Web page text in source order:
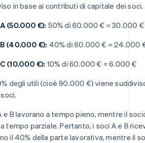
in base ai contributi di capitale dei soci.
(50.000 €): 50% di 60.000 € = 30.000 €
(40.000 €): 40% di 60.000 € = 24.000
(10.000 €): 10% di 60.000 € = 6.000 €
degli utili (cioè 90.000 €) viene
e B lavorano a tempo pieno, mentre il
tempo parziale. Pertanto, i soci A e B
il 40% della parte lavorativa, mentre il